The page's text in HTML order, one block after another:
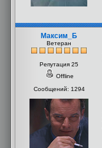
Максим_Б
Ветеран
Репутация 25
Offline
Сообщений: 1294